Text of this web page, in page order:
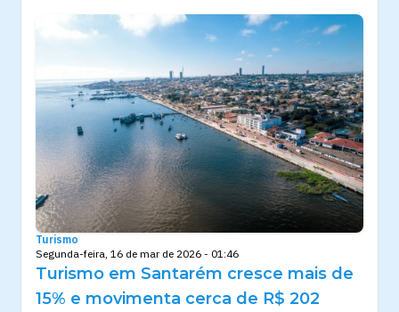
Turismo
Segunda-feira, 16 de mar de 2026 - 01:46
Turismo em Santarém cresce mais de
15% e movimenta cerca de R$ 202